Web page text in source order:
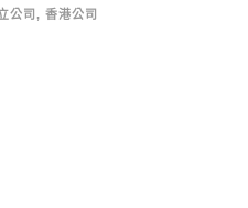
公司 , 香港公司